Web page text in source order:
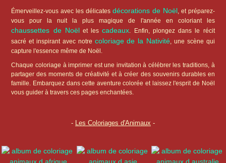
Émerveillez-vous avec les délicates décorations de Noël, et préparez-
vous pour la nuit la plus magique de l'année en coloriant les
chaussettes de Noël et lescadeaux. Enfin, plongez dans le récit
sacré et inspirant avec notre coloriage de la Nativité, une scène qui
capture l'essence même de Noël.
Chaque coloriage à imprimer est une invitation à célébrer les traditions, à
partager des moments de créativité et à créer des souvenirs durables en
famille. Embarquez dans cette aventure colorée et laissez l'esprit de Noël
vous guider à travers ces pages enchantées.
- Les Coloriages d'Animaux -